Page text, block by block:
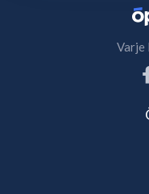
Varje